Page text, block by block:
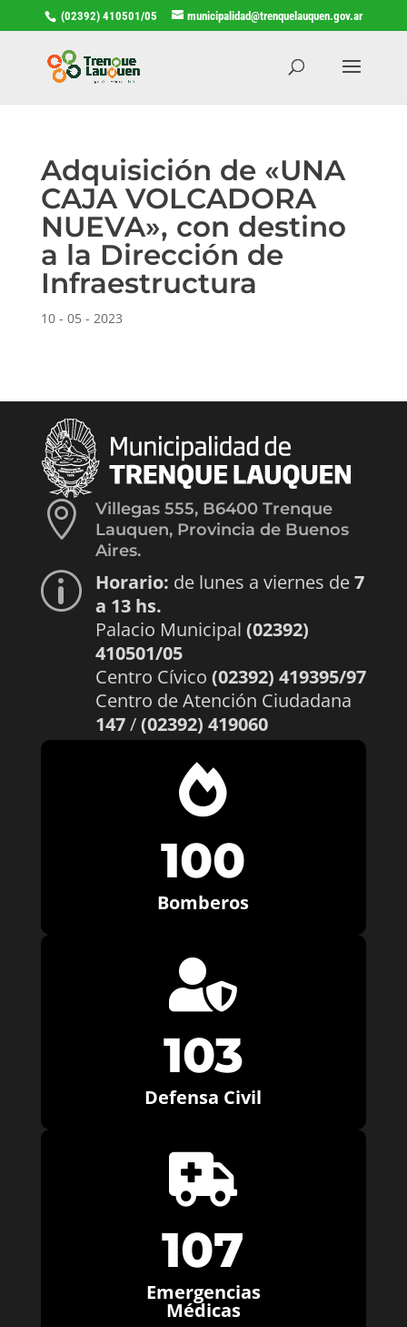
(02392) 410501/05 municipalidad@trenquelauquen.gov.ar
Adquisición de «UNA
CAJA VOLCADORA
NUEVA», con destino
a la Dirección de
Infraestructura
10 - 05 - 2023

Villegas 555, B6400 Trenque
Lauquen, Provincia de Buenos
Aires.
p Horario: de lunes a viernes de7
a 13 hs.
Palacio Municipal (02392)
410501/05
Centro Cívico (02392) 419395/97
Centro de Atención Ciudadana
147/(02392) 419060

100
Bomberos

103
Defensa Civil

107
Emergencias
Médicas